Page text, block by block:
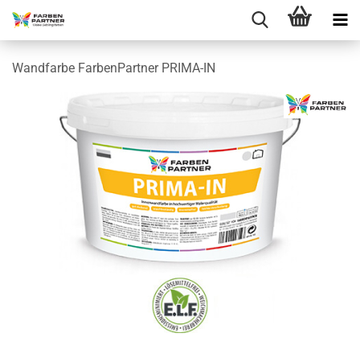
Wandfarbe FarbenPartner PRIMA-IN